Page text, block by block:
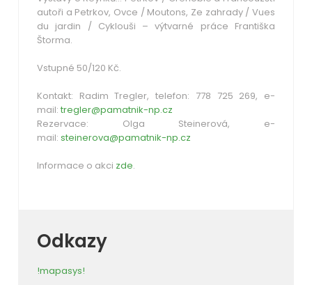
autoři a Petrkov, Ovce / Moutons, Ze zahrady / Vues
du jardin / Cyklouši – výtvarné práce Františka
Štorma.
Vstupné 50/120 Kč.
Kontakt: Radim Tregler, telefon: 778 725 269, e-
mail: tregler@pamatnik-np.cz
Rezervace: Olga Steinerová, e-
mail: steinerova@pamatnik-np.cz
Informace o akci zde.
Odkazy
!mapasys!